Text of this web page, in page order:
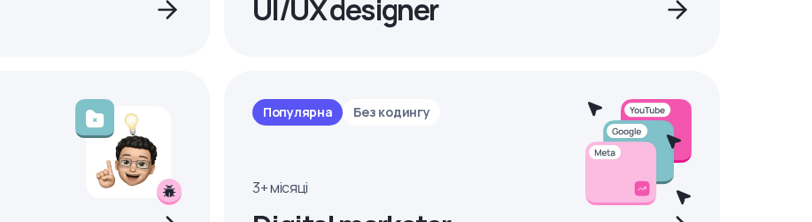
UI/UX designer
Популярна Без кодингу
3+ місяці